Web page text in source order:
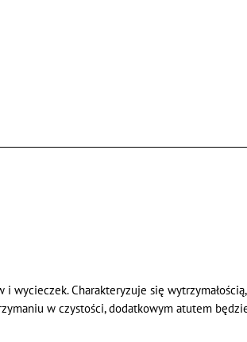
Charakteryzuje się
w czystości, dodatkowym atutem